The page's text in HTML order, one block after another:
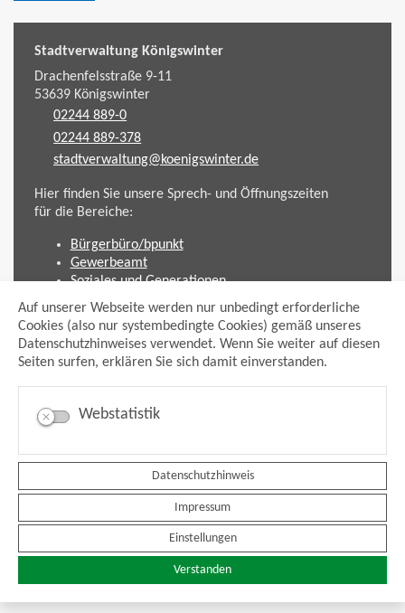
Auf unserer Webseite werden nur unbedingt erforderliche
Cookies (also nur systembedingte Cookies) gemäß unseres
Datenschutzhinweises verwendet. Wenn Sie weiter auf diesen
Seiten surfen, erklären Sie sich damit einverstanden.
Webstatistik
Datenschutzhinweis
Impressum
Einstellungen
Verstanden
Stadtverwaltung Königswinter
Drachenfelsstraße 9-11
53639Königswinter
02244 889-0
02244 889-378
stadtverwaltung@koenigswinter.de
Hier finden Sie unsere Sprech- und Öffnungszeiten
für die Bereiche:
Bürgerbüro/bpunkt
Gewerbeamt
Soziales und Generationen
Standesamt
Friedhofsverwaltung
Planen und Bauen (Bauamt)
Impressum
Datenschutzhinweis
Anmelden
Facebook
xing
Newsfeed Ausschreibungen
Newsfeed Bekanntmachungen
Erklärung Barrierefreiheit